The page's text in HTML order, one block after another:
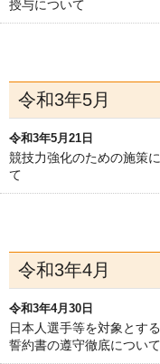
授与について
令和3年5月
令和3年5月21日
競技力強化のための施策
て
令和3年4月
令和3年4月30日
日本人選手等を対象とす
誓約書の遵守徹底について